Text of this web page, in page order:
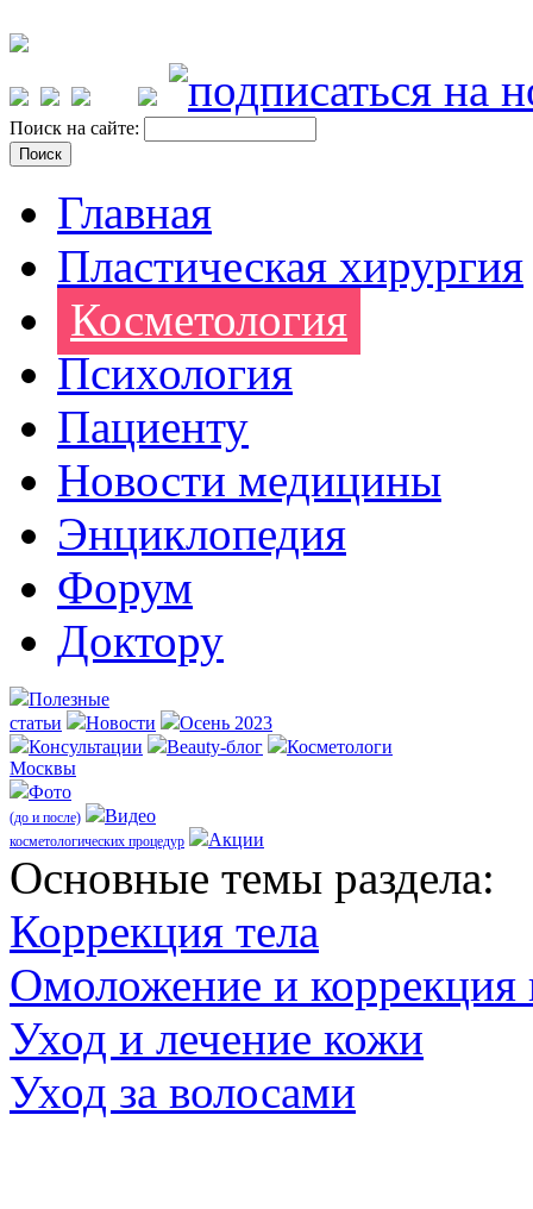
Поиск на сайте:
Главная
Пластическая хирургия
Косметология
Психология
Пациенту
Новости медицины
Энциклопедия
Форум
Доктору
Полезные
статьи
Новости
Осень 2023
Консультации
Beauty-блог
Косметологи
Москвы
Фото
(до и после) Видео
косметологических процедур Акции
Оcновные темы раздела:
Коррекция тела
Омоложение и коррекция
Уход и лечение кожи
Уход за волосами